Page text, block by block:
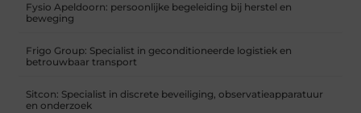
Fysio Apeldoorn: persoonlijke begeleiding bij herstel en
beweging
Frigo Group: Specialist in geconditioneerde logistiek en
betrouwbaar transport
Sitcon: Specialist in discrete beveiliging, observatieapparatuur
en onderzoek